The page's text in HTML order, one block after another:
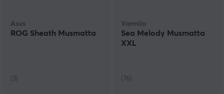
Asus
ROG Sheath Musmatta
(3)
Varmilo
Sea Melody Musmatta
XXL
(76)